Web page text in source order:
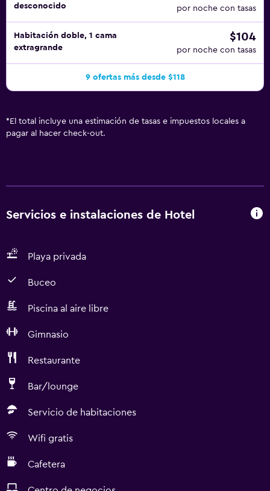
desconocido
por noche con tasas
Habitación doble, 1 cama
extragrande
$104
por noche con tasas
9 ofertas más desde $118
* El total incluye una estimación de tasas e impuestos locales a
pagar al hacer check-out.
Servicios e instalaciones de Hotel
Playa privada
Buceo
Piscina al aire libre
Gimnasio
Restaurante
Bar/lounge
Servicio de habitaciones
Wifi gratis
Cafetera